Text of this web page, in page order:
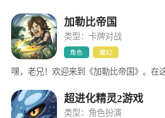
加勒比帝国
类型：卡牌对战
角色 魔幻
嘿，老兄！欢迎来到《加勒比帝国》。在
超进化精灵2游戏
类型：角色扮演